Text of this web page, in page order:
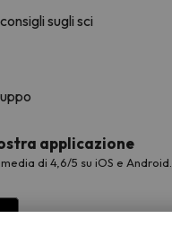
sugli sci
applicazione
di 4,6/5 su iOS e Android.